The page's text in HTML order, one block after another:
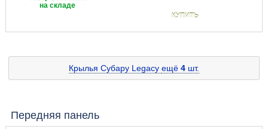
на складе
КУПИТЬ
Крылья Субару Legacy ещё 4 шт.
Передняя панель